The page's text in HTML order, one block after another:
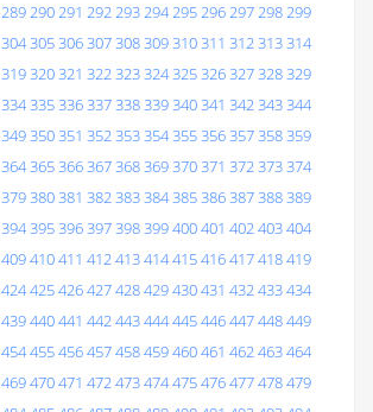
289290291 292293294295296297298299
304305306307308309310311 312313314
319320321 322323324325326327328329
334335336337338339340341 342343344
349350351 352353354355356357358359
364365366367368369370371 372373374
379380381 382383384385386387388389
394395396397398399400401 402403404
409410411 412413414415416417418419
424425426427428429430431 432433434
439440441 442443444445446447448449
454455456457458459460461 462463464
469470471 472473474475476477478479